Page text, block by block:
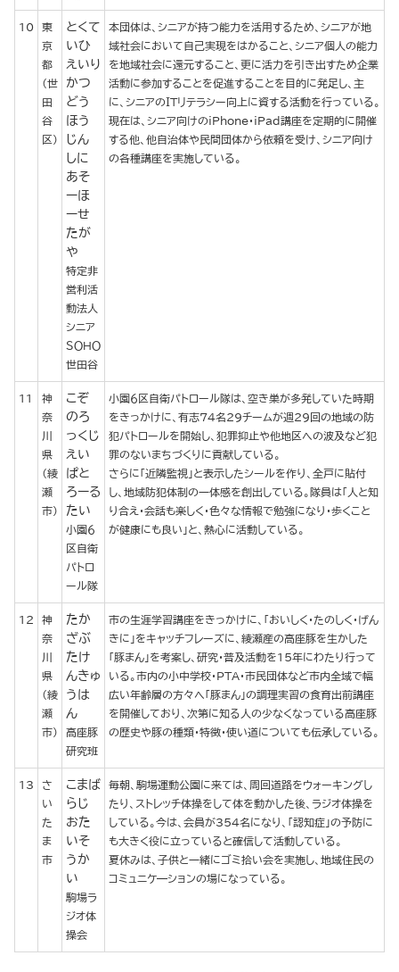
10
東
京
都
（世
田
谷
区）
とくて
いひ
えいり
かつ
どう
ほう
じん
しに
あそ
ーほ
ーせ
たが
や
特定非
営利活
動法人
シニア
ＳＯＨＯ
世田谷
本団体は、シニアが持つ能力を活用するため、シニアが地
域社会において自己実現をはかること、シニア個人の能力
を地域社会に還元すること、更に活力を引き出すため企業
活動に参加することを促進することを目的に発足し、主
に、シニアのＩＴリテラシー向上に資する活動を行っている。
現在は、シニア向けのiPhone・iPad講座を定期的に開催
する他、他自治体や民間団体から依頼を受け、シニア向け
の各種講座を実施している。
11
神
奈
川
県
（綾
瀬
市）
こぞ
のろ
っくじ
えい
ぱと
ろーる
たい
小園６
区自衛
パトロ
ール隊
小園６区自衛パトロール隊は、空き巣が多発していた時期
をきっかけに、有志74名29チームが週29回の地域の防
犯パトロールを開始し、犯罪抑止や他地区への波及など犯
罪のないまちづくりに貢献している。
さらに「近隣監視」と表示したシールを作り、全戸に貼付
し、地域防犯体制の一体感を創出している。隊員は「人と知
り合え・会話も楽しく・色々な情報で勉強になり・歩くこと
が健康にも良い」と、熱心に活動している。
12
神
奈
川
県
（綾
瀬
市）
たか
ざぶ
たけ
んきゅ
うは
ん
高座豚
研究班
市の生涯学習講座をきっかけに、「おいしく・たのしく・げん
きに」をキャッチフレーズに、綾瀬産の高座豚を生かした
「豚まん」を考案し、研究・普及活動を15年にわたり行って
いる。市内の小中学校・ＰＴＡ・市民団体など市内全域で幅
広い年齢層の方々へ「豚まん」の調理実習の食育出前講座
を開催しており、次第に知る人の少なくなっている高座豚
の歴史や豚の種類・特徴・使い道についても伝承している。
13
さ
い
た
ま
市
こまば
らじ
おた
いそ
うか
い
駒場ラ
ジオ体
操会
毎朝、駒場運動公園に来ては、周回道路をウォーキングし
たり、ストレッチ体操をして体を動かした後、ラジオ体操を
している。今は、会員が354名になり、「認知症」の予防に
も大きく役に立っていると確信して活動している。
夏休みは、子供と一緒にゴミ拾い会を実施し、地域住民の
コミュニケ―ションの場になっている。